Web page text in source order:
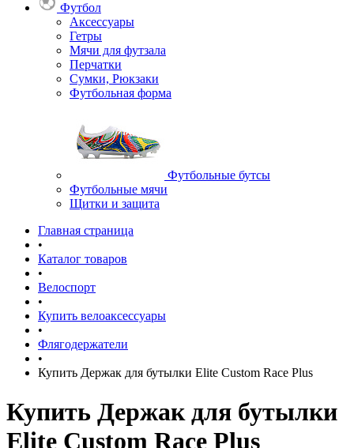
Футбол
Аксессуары
Гетры
Мячи для футзала
Перчатки
Сумки, Рюкзаки
Футбольная форма
Футбольные бутсы
Футбольные мячи
Щитки и защита
Главная страница
•
Каталог товаров
•
Велоспорт
•
Купить велоаксессуары
•
Флягодержатели
•
Купить Держак для бутылки Elite Custom Race Plus
Купить Держак для бутылки
Elite Custom Race Plus